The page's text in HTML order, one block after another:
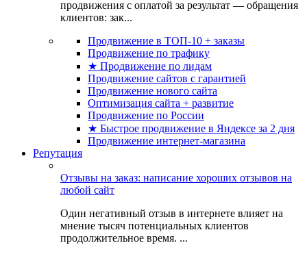
продвижения с оплатой за результат — обращения
клиентов: зак...
Продвижение в ТОП-10 + заказы
Продвижение по трафику
★ Продвижение по лидам
Продвижение сайтов с гарантией
Продвижение нового сайта
Оптимизация сайта + развитие
Продвижение по России
★ Быстрое продвижение в Яндексе за 2 дня
Продвижение интернет-магазина
Репутация
Отзывы на заказ: написание хороших отзывов на
любой сайт
Один негативный отзыв в интернете влияет на
мнение тысяч потенциальных клиентов
продолжительное время. ...